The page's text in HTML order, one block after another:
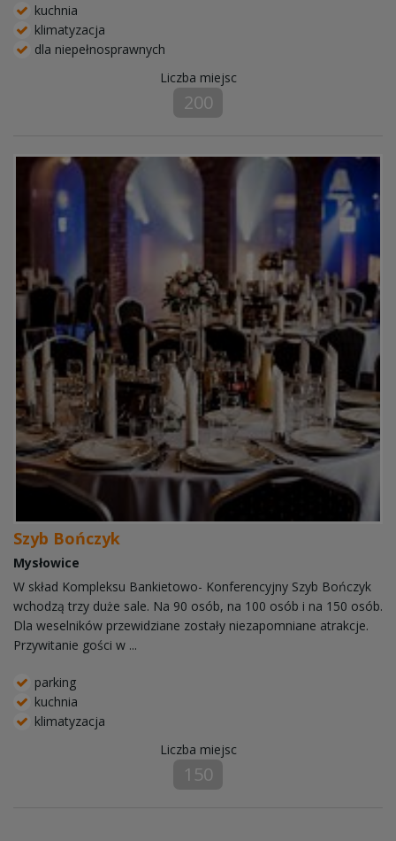
kuchnia
klimatyzacja
dla niepełnosprawnych
Liczba miejsc
200
Szyb Bończyk
Mysłowice
W skład Kompleksu Bankietowo- Konferencyjny Szyb Bończyk
wchodzą trzy duże sale. Na 90 osób, na 100 osób i na 150 osób.
Dla weselników przewidziane zostały niezapomniane atrakcje.
Przywitanie gości w ...
parking
kuchnia
klimatyzacja
Liczba miejsc
150